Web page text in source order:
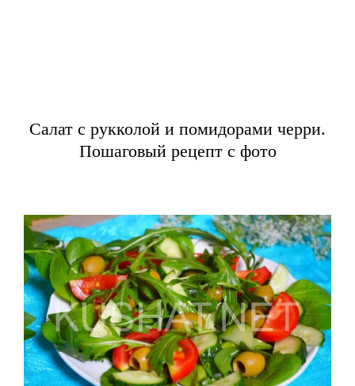
Салат с рукколой и помидорами черри.
Пошаговый рецепт с фото